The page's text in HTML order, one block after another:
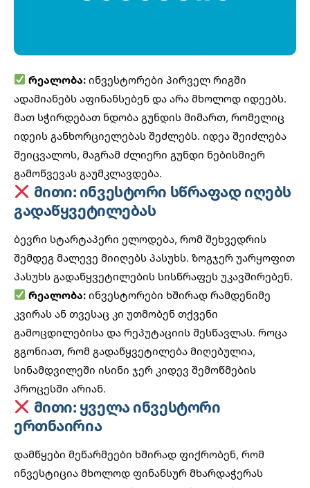
რეალობა: ინვესტორები პირველ რიგში
ადამიანებს აფინანსებენ და არა მხოლოდ იდეებს.
მათ სჭირდებათ ნდობა გუნდის მიმართ, რომელიც
იდეის განხორციელებას შეძლებს. იდეა შეიძლება
შეიცვალოს, მაგრამ ძლიერი გუნდი ნებისმიერ
გამოწვევას გაუმკლავდება.
მითი: ინვესტორი სწრაფად იღებს
გადაწყვეტილებას
ბევრი სტარტაპერი ელოდება, რომ შეხვედრის
შემდეგ მალევე მიიღებს პასუხს. ზოგჯერ უარყოფით
პასუხს გადაწყვეტილების სისწრაფეს უკავშირებენ.
რეალობა: ინვესტორები ხშირად რამდენიმე
კვირას ან თვესაც კი უთმობენ თქვენი
გამოცდილებისა და რეპუტაციის შესწავლას. როცა
გგონიათ, რომ გადაწყვეტილება მიღებულია,
სინამდვილეში ისინი ჯერ კიდევ შემოწმების
პროცესში არიან.
მითი: ყველა ინვესტორი
ერთნაირია
დამწყები მეწარმეები ხშირად ფიქრობენ, რომ
ინვესტიცია მხოლოდ ფინანსურ მხარდაჭერას